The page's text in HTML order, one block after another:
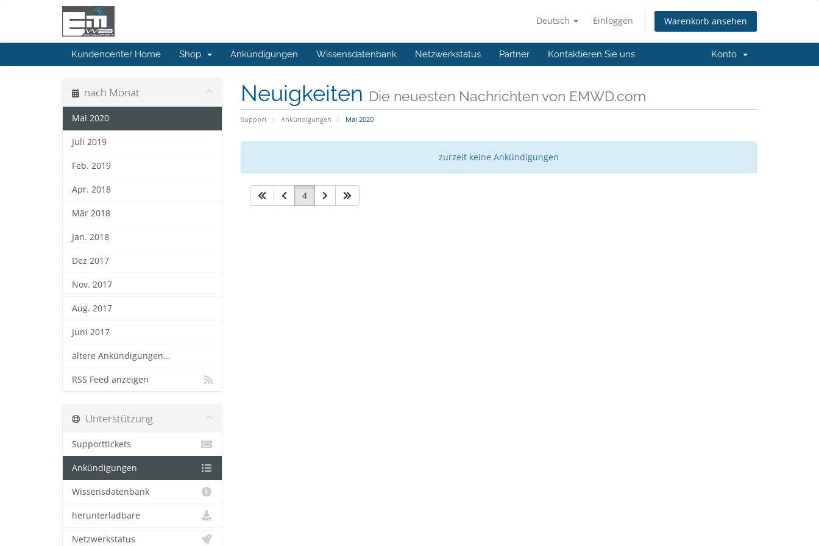
Deutsch Einloggen Warenkorb ansehen
Kundencenter Home Shop Ankündigungen Wissensdatenbank Netzwerkstatus Partner Kontaktieren Sie uns Konto
Neuigkeiten Die neuesten Nachrichten von EMWD.com
Support Ankündigungen Mai 2020
nach Monat
Mai 2020
Juli 2019
Feb. 2019
Apr. 2018
Mär 2018
Jan. 2018
Dez 2017
Nov. 2017
Aug. 2017
Juni 2017
ältere Ankündigungen...
RSS Feed anzeigen
zurzeit keine Ankündigungen
4
Unterstützung
Supporttickets
Ankündigungen
Wissensdatenbank
herunterladbare
Netzwerkstatus